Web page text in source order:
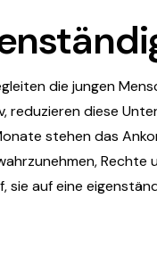
die jungen
reduzieren diese
stehen das
auf eine